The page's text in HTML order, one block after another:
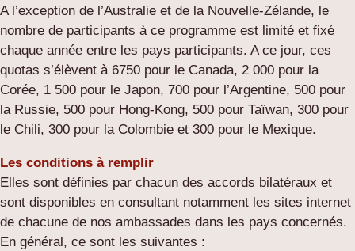
A l’exception de l’Australie et de la Nouvelle-Zélande, le
nombre de participants à ce programme est limité et fixé
chaque année entre les pays participants. A ce jour, ces
quotas s’élèvent à 6750 pour le Canada, 2 000 pour la
Corée, 1 500 pour le Japon, 700 pour l’Argentine, 500 pour
la Russie, 500 pour Hong-Kong, 500 pour Taïwan, 300 pour
le Chili, 300 pour la Colombie et 300 pour le Mexique.
Les conditions à remplir
Elles sont définies par chacun des accords bilatéraux et
sont disponibles en consultant notamment les sites internet
de chacune de nos ambassades dans les pays concernés.
En général, ce sont les suivantes :